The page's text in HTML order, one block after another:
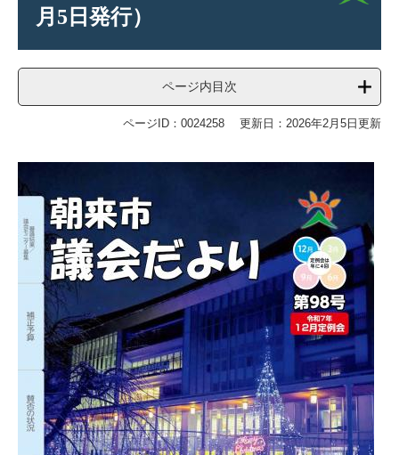
月5日発行）
ページ内目次
ページID：0024258 更新日：2026年2月5日更新